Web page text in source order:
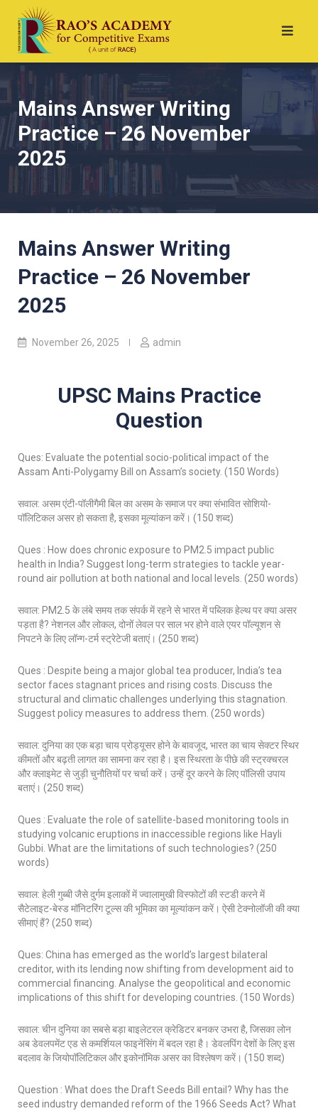
Mains Answer Writing
Practice – 26 November
2025
Mains Answer Writing
Practice – 26 November
2025
November 26, 2025 admin
UPSC Mains Practice
Question
Ques: Evaluate the potential socio-political impact of the
Assam Anti-Polygamy Bill on Assam’s society. (150 Words)
सवाल: असम एंटी-पॉलीगैमी बिल का असम के समाज पर क्या संभावित सोशियो-
पॉलिटिकल असर हो सकता है, इसका मूल्यांकन करें। (150 शब्द)
Ques : How does chronic exposure to PM2.5 impact public
health in India? Suggest long-term strategies to tackle year-
round air pollution at both national and local levels. (250 words)
सवाल: PM2.5 के लंबे समय तक संपर्क में रहने से भारत में पब्लिक हेल्थ पर क्या असर
पड़ता है? नेशनल और लोकल, दोनों लेवल पर साल भर होने वाले एयर पॉल्यूशन से
निपटने के लिए लॉन्ग-टर्म स्ट्रेटेजी बताएं। (250 शब्द)
Ques : Despite being a major global tea producer, India’s tea
sector faces stagnant prices and rising costs. Discuss the
structural and climatic challenges underlying this stagnation.
Suggest policy measures to address them. (250 words)
सवाल: दुनिया का एक बड़ा चाय प्रोड्यूसर होने के बावजूद, भारत का चाय सेक्टर स्थिर
कीमतों और बढ़ती लागत का सामना कर रहा है। इस स्थिरता के पीछे की स्ट्रक्चरल
और क्लाइमेट से जुड़ी चुनौतियों पर चर्चा करें। उन्हें दूर करने के लिए पॉलिसी उपाय
बताएं। (250 शब्द)
Ques : Evaluate the role of satellite-based monitoring tools in
studying volcanic eruptions in inaccessible regions like Hayli
Gubbi. What are the limitations of such technologies? (250
words)
सवाल: हेली गुब्बी जैसे दुर्गम इलाकों में ज्वालामुखी विस्फोटों की स्टडी करने में
सैटेलाइट-बेस्ड मॉनिटरिंग टूल्स की भूमिका का मूल्यांकन करें। ऐसी टेक्नोलॉजी की क्या
सीमाएं हैं? (250 शब्द)
Ques: China has emerged as the world’s largest bilateral
creditor, with its lending now shifting from development aid to
commercial financing. Analyse the geopolitical and economic
implications of this shift for developing countries. (150 Words)
सवाल: चीन दुनिया का सबसे बड़ा बाइलेटरल क्रेडिटर बनकर उभरा है, जिसका लोन
अब डेवलपमेंट एड से कमर्शियल फाइनेंसिंग में बदल रहा है। डेवलपिंग देशों के लिए इस
बदलाव के जियोपॉलिटिकल और इकोनॉमिक असर का विश्लेषण करें। (150 शब्द)
Question : What does the Draft Seeds Bill entail? Why has the
seed industry demanded reform of the 1966 Seeds Act? What